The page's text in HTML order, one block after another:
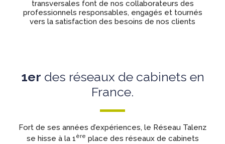
transversales font de nos collaborateurs des
professionnels responsables, engagés et tournés
vers la satisfaction des besoins de nos clients
1er des réseaux de cabinets en
France.
Fort de ses années d’expériences, le Réseau Talenz
se hisse à la 1ère place des réseaux de cabinets